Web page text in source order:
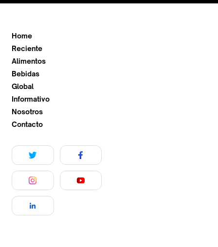
Home
Reciente
Alimentos
Bebidas
Global
Informativo
Nosotros
Contacto